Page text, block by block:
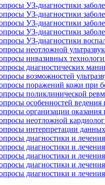
УЗ-диагностики
УЗ-диагностики
УЗ-диагностики
УЗ-диагностики
УЗ-диагностики
неотложной
инвазивных
диагностических
возможностей
поражений кожи при
поликлинической
особенностей
организации
неотложной
интерпретации
диагностики и
диагностики и
диагностики и
диагностики и
диагностики и